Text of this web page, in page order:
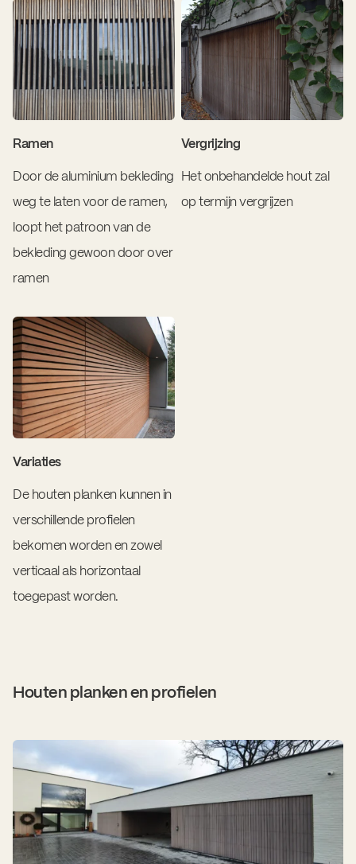
Ramen
Door de aluminium bekleding
weg te laten voor de ramen,
loopt het patroon van de
bekleding gewoon door over
ramen
Vergrijzing
Het onbehandelde hout zal
op termijn vergrijzen
Variaties
De houten planken kunnen in
verschillende profielen
bekomen worden en zowel
verticaal als horizontaal
toegepast worden.
Houten planken en profielen